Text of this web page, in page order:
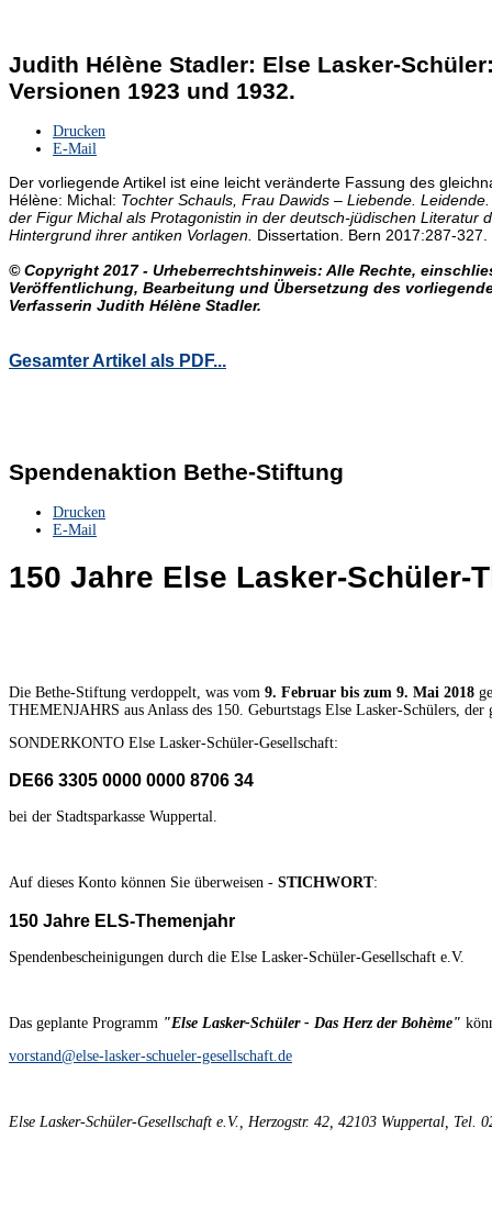
Judith Hélène Stadler: Else Lasker-
Versionen 1923 und 1932.
Drucken
E-Mail
Der vorliegende Artikel ist eine leicht veränderte Fassung des
Hélène: Michal: Tochter Schauls, Frau Dawids – Liebende.
der Figur Michal als Protagonistin in der deutsch-jüdischen Literatur
Hintergrund ihrer antiken Vorlagen. Dissertation. Bern 2017:287-327.
© Copyright 2017 - Urheberrechtshinweis: Alle Rechte,
Veröffentlichung, Bearbeitung und Übersetzung des
Verfasserin Judith Hélène Stadler.
Gesamter Artikel als PDF...
Spendenaktion Bethe-Stiftung
Drucken
E-Mail
150 Jahre Else Lasker-Schüler-
Die Bethe-Stiftung verdoppelt, was vom 9. Februar bis zum 9. Mai 2018
THEMENJAHRS aus Anlass des 150. Geburtstags Else Lasker-Schülers, der
SONDERKONTO Else Lasker-Schüler-Gesellschaft:
DE66 3305 0000 0000 8706 34
bei der Stadtsparkasse Wuppertal.
Auf dieses Konto können Sie überweisen - STICHWORT:
150 Jahre ELS-Themenjahr
Spendenbescheinigungen durch die Else Lasker-Schüler-Gesellschaft e.V.
Das geplante Programm "Else Lasker-Schüler - Das Herz der Bohème"
vorstand@else-lasker-schueler-gesellschaft.de
Else Lasker-Schüler-Gesellschaft e.V., Herzogstr. 42, 42103 Wuppertal, Tel.